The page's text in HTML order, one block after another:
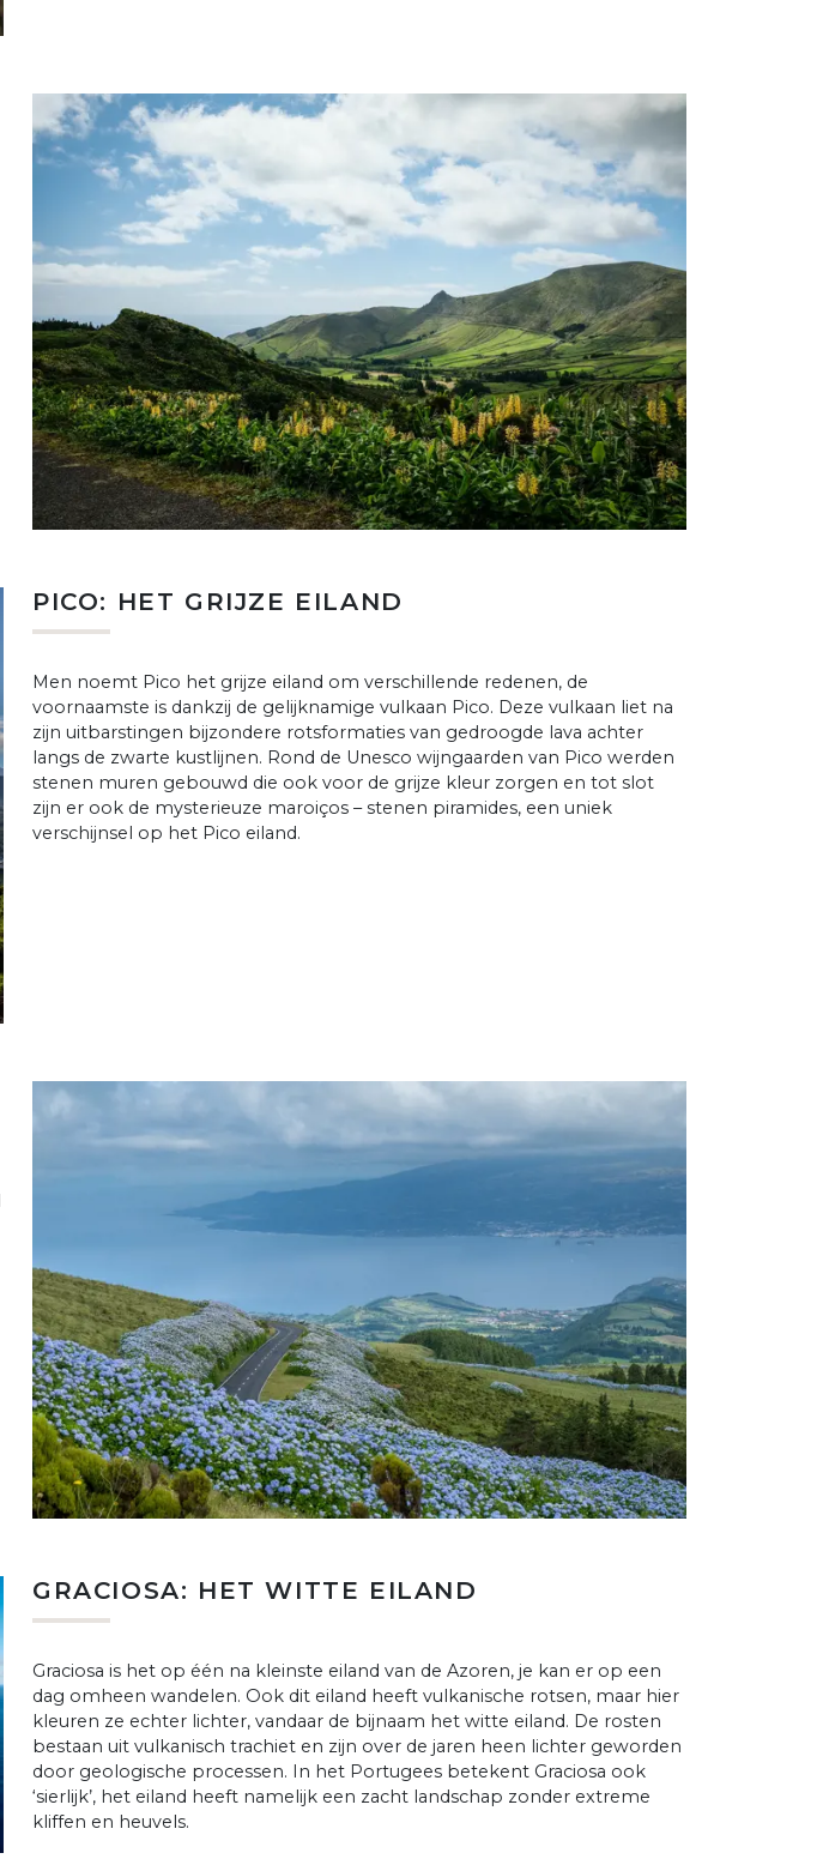
PICO: HET GRIJZE EILAND
Men noemt Pico het grijze eiland om verschillende redenen, de
voornaamste is dankzij de gelijknamige vulkaan Pico. Deze vulkaan liet na
zijn uitbarstingen bijzondere rotsformaties van gedroogde lava achter
langs de zwarte kustlijnen. Rond de Unesco wijngaarden van Pico werden
stenen muren gebouwd die ook voor de grijze kleur zorgen en tot slot
zijn er ook de mysterieuze maroiços – stenen piramides, een uniek
verschijnsel op het Pico eiland.
GRACIOSA: HET WITTE EILAND
Graciosa is het op één na kleinste eiland van de Azoren, je kan er op een
dag omheen wandelen. Ook dit eiland heeft vulkanische rotsen, maar hier
kleuren ze echter lichter, vandaar de bijnaam het witte eiland. De rosten
bestaan uit vulkanisch trachiet en zijn over de jaren heen lichter geworden
door geologische processen. In het Portugees betekent Graciosa ook
‘sierlijk’, het eiland heeft namelijk een zacht landschap zonder extreme
kliffen en heuvels.